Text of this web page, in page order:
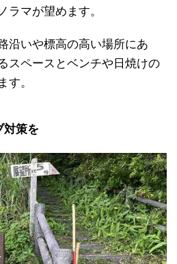
ラマが望めます。
沿いや標高の高い場所にあ
スペースとベンチや日焼けの
す。
対策を